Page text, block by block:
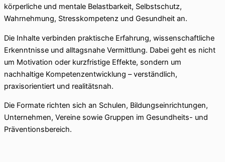
körperliche und mentale Belastbarkeit, Selbstschutz,
Wahrnehmung, Stresskompetenz und Gesundheit an.
Die Inhalte verbinden praktische Erfahrung, wissenschaftliche
Erkenntnisse und alltagsnahe Vermittlung. Dabei geht es nicht
um Motivation oder kurzfristige Effekte, sondern um
nachhaltige Kompetenzentwicklung – verständlich,
praxisorientiert und realitätsnah.
Die Formate richten sich an Schulen, Bildungseinrichtungen,
Unternehmen, Vereine sowie Gruppen im Gesundheits- und
Präventionsbereich.